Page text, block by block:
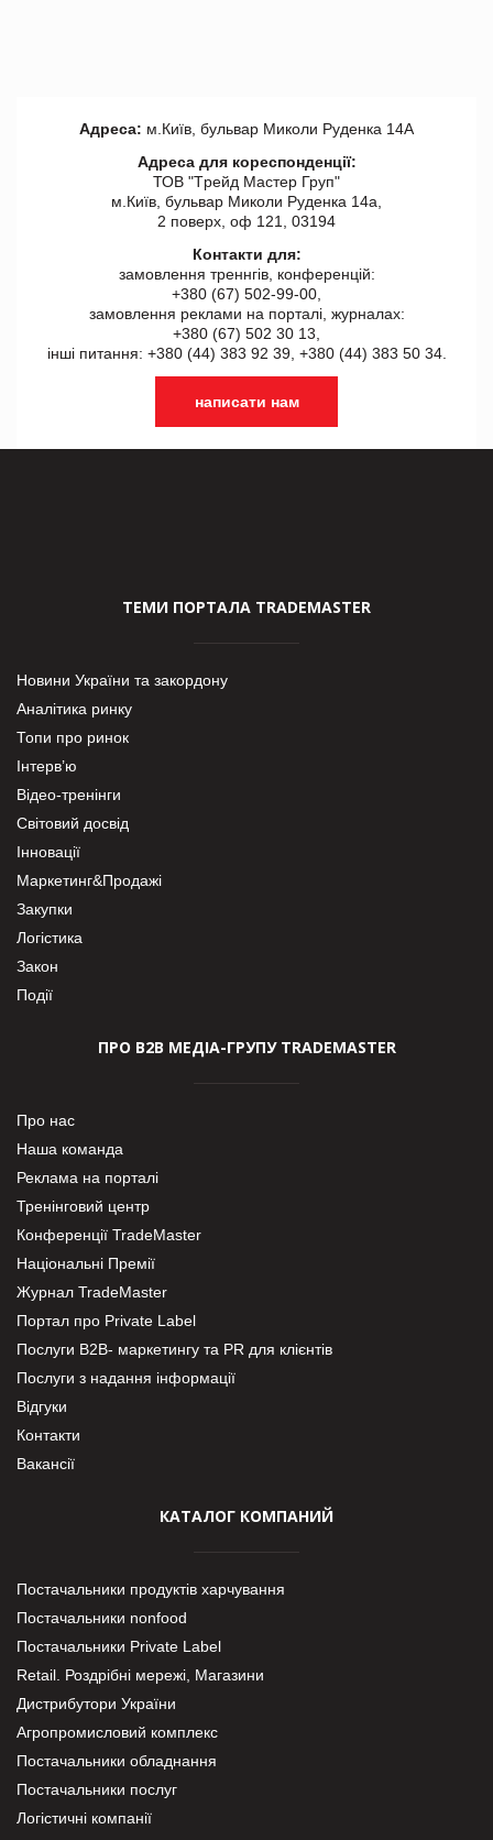
Адреса: м.Київ, бульвар Миколи Руденка 14А
Адреса для кореспонденції:
ТОВ "Tрейд Мастер Груп"
м.Київ, бульвар Миколи Руденка 14а,
2 поверх, оф 121, 03194
Контакти для:
замовлення треннгів, конференцій:
+380 (67) 502-99-00,
замовлення реклами на порталі, журналах:
+380 (67) 502 30 13,
інші питання: +380 (44) 383 92 39, +380 (44) 383 50 34.
написати нам
ТЕМИ ПОРТАЛА TRADEMASTER
Новини України та закордону
Аналітика ринку
Топи про ринок
Інтерв’ю
Відео-тренінги
Світовий досвід
Інновації
Маркетинг&Продажі
Закупки
Логістика
Закон
Події
ПРО В2В МЕДІА-ГРУПУ TRADEMASTER
Про нас
Наша команда
Реклама на порталі
Тренінговий центр
Конференції TradeMaster
Національні Премії
Журнал TradeMaster
Портал про Private Label
Послуги В2В- маркетингу та PR для клієнтів
Послуги з надання інформації
Відгуки
Контакти
Вакансії
КАТАЛОГ КОМПАНИЙ
Постачальники продуктів харчування
Постачальники nonfood
Постачальники Private Label
Retail. Роздрібні мережі, Магазини
Дистрибутори України
Агропромисловий комплекс
Постачальники обладнання
Постачальники послуг
Логістичні компанії